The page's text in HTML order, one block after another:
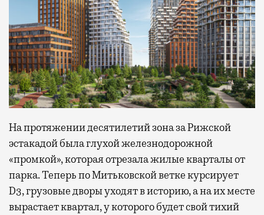
На протяжении десятилетий зона за Рижской
эстакадой была глухой железнодорожной
«промкой», которая отрезала жилые кварталы от
парка. Теперь по Митьковской ветке курсирует
D3, грузовые дворы уходят в историю, а на их месте
вырастает квартал, у которого будет свой тихий